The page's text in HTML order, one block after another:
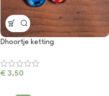
Dhoortje ketting
€ 3,50